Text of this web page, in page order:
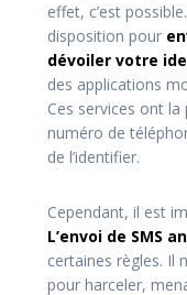
effet, c’est
disposition pour
dévoiler votre
des applications
Ces services ont
numéro de
de l’identifier.
Cependant, il est
L’envoi de SMS
certaines règles. Il
pour harceler,